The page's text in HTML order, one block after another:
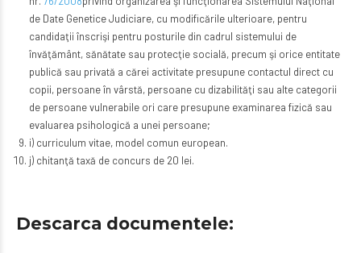
de Date Genetice Judiciare, cu modificările ulterioare, pentru
candidaţii înscrişi pentru posturile din cadrul sistemului de
învăţământ, sănătate sau protecţie socială, precum şi orice entitate
publică sau privată a cărei activitate presupune contactul direct cu
copii, persoane în vârstă, persoane cu dizabilităţi sau alte categorii
de persoane vulnerabile ori care presupune examinarea fizică sau
evaluarea psihologică a unei persoane;
i) curriculum vitae, model comun european.
j) chitanţă taxă de concurs de 20 lei.
Descarca documentele: